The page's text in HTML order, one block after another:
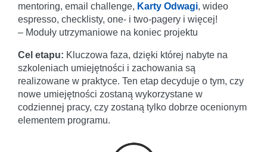
mentoring, email challenge, Karty Odwagi, wideo
espresso, checklisty, one- i two-pagery i więcej!
– Moduły utrzymaniowe na koniec projektu
Cel etapu: Kluczowa faza, dzięki której nabyte na
szkoleniach umiejętności i zachowania są
realizowane w praktyce. Ten etap decyduje o tym, czy
nowe umiejętności zostaną wykorzystane w
codziennej pracy, czy zostaną tylko dobrze ocenionym
elementem programu.